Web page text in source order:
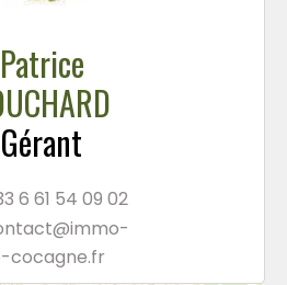
Patrice
Gérant
6 61 54 09 02
cocagne.fr